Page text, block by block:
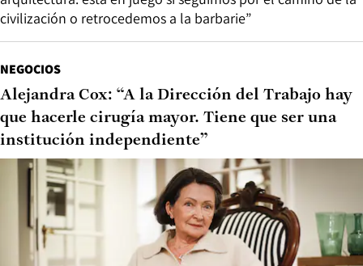
civilización o retrocedemos a la barbarie”
NEGOCIOS
Alejandra Cox: “A la Dirección del Trabajo hay
que hacerle cirugía mayor. Tiene que ser una
institución independiente”